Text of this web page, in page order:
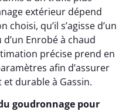
extérieur dépend
qu’il s’agisse d’un
Enrobé à chaud
précise prend en
afin d’assurer
durable à Gassin.
goudronnage pour